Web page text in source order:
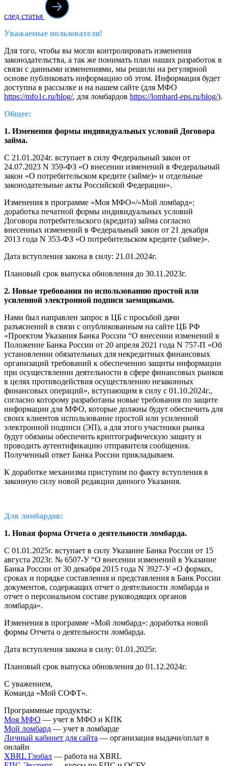
след статья
Уважаемые пользователи!
Для того, чтобы вы могли контролировать изменения
законодательства, а так же понимать план наших разработок в
связи с данными изменениями, мы решили на регулярной
основе публиковать информацию об этом. Информация будет
доступна в рассылке и на нашем сайте (для МФО
https://mfo1c.ru/blog/, для ломбардов https://lombard-eps.ru/blog/).
Общее:
1. Изменения формы индивидуальных условий Договора
займа.
С 21.01.2024г. вступает в силу Федеральный закон от
24.07.2023 N 359-ФЗ «О внесении изменений в Федеральный
закон «О потребительском кредите (займе)» и отдельные
законодательные акты Российской Федерации».
Изменения в программе «Моя МФО»/»Мой ломбард»:
доработка печатной формы индивидуальных условий
Договора потребительского (кредита) займа согласно
внесенных изменений в Федеральный закон от 21 декабря
2013 года N 353-ФЗ «О потребительском кредите (займе)».
Дата вступления закона в силу: 21.01.2024г.
Плановый срок выпуска обновления до 30.11.2023г.
2. Новые требования по использованию простой или
усиленной электронной подписи заемщиками.
Нами был направлен запрос в ЦБ с просьбой дачи
разъяснений в связи с опубликованным на сайте ЦБ РФ
«Проектом Указания Банка России “О внесении изменений в
Положение Банка России от 20 апреля 2021 года N 757-П «Об
установлении обязательных для некредитных финансовых
организаций требований к обеспечению защиты информации
при осуществлении деятельности в сфере финансовых рынков
в целях противодействия осуществлению незаконных
финансовых операций», вступающим в силу с 01.10.2024г.,
согласно которому разработаны новые требования по защите
информации для МФО, которые должны будут обеспечить для
своих клиентов использование простой или усиленной
электронной подписи (ЭП), а для этого участники рынка
будут обязаны обеспечить криптографическую защиту и
проводить аутентификацию отправителя сообщения.
Полученный ответ Банка России прикладываем.
К доработке механизма приступим по факту вступления в
законную силу новой редакции данного Указания.
Для ломбардов:
1. Новая форма Отчета о деятельности ломбарда.
С 01.01.2025г. вступает в силу Указание Банка России от 15
августа 2023г. № 6507-У “О внесении изменений в Указание
Банка России от 30 декабря 2015 года N 3927-У «О формах,
сроках и порядке составления и представления в Банк России
документов, содержащих отчет о деятельности ломбарда и
отчет о персональном составе руководящих органов
ломбарда».
Изменения в программе «Мой ломбард»: доработка новой
формы Отчета о деятельности ломбарда.
Дата вступления закона в силу: 01.01.2025г.
Плановый срок выпуска обновления до 01.12.2024г.
С уважением,
Команда «Мой СОФТ».
Программные продукты:
Моя МФО — учет в МФО и КПК
Мой ломбард — учет в ломбарде
Личный кабинет для сайта — организация выдачи/оплат в
онлайн
XBRL Глобал — работа на XBRL